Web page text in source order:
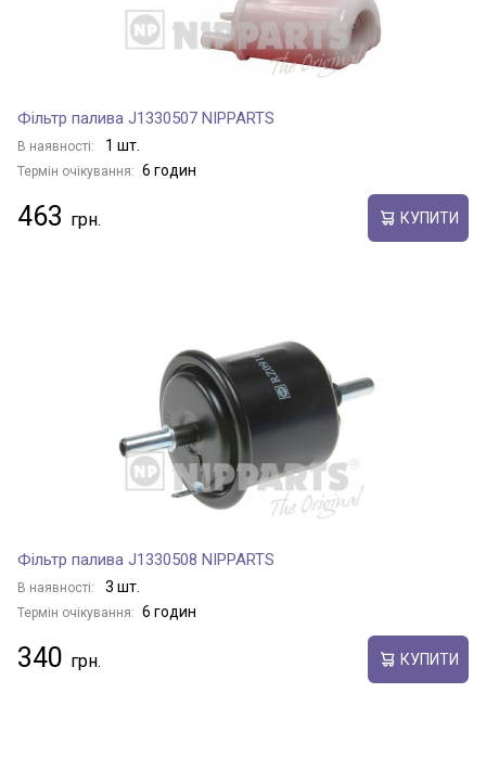
Фільтр палива J1330507 NIPPARTS
В наявності: 1 шт.
Термін очікування: 6 годин
463 КУПИТИ
Фільтр палива J1330508 NIPPARTS
В наявності: 3 шт.
Термін очікування: 6 годин
340 КУПИТИ